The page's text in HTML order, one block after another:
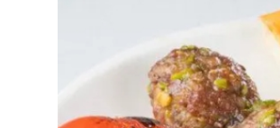
Gıda Güvenliği & Sağlık
İçecek Kültürü & Rehberleri